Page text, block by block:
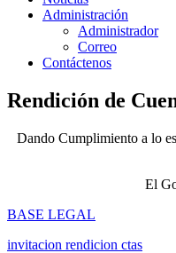
Administración
Administrador
Correo
Contáctenos
Rendición de
Dando Cumplimiento a lo
El
BASE LEGAL
invitacion rendicion ctas